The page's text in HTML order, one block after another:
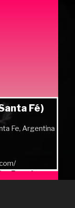
Fé)
Fe, Argentina